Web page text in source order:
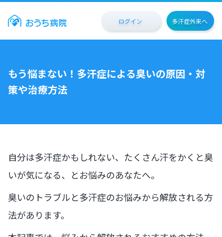
ログイン 多汗症外来へ
もう悩まない！多汗症による臭いの原因・対
策や治療方法
自分は多汗症かもしれない、たくさん汗をかくと臭
いが気になる、とお悩みのあなたへ。
臭いのトラブルと多汗症のお悩みから解放される方
法があります。